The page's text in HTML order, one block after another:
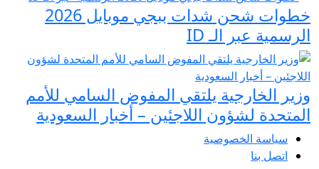
خطوات شحن شدات ببجي موبايل 2026
الرسمية عبر الـ ID
وزير الخارجية يلتقي المفوض السامي للأمم
المتحدة لشؤون اللاجئين – أخبار السعودية
سياسة الخصوصية
اتصل بنا